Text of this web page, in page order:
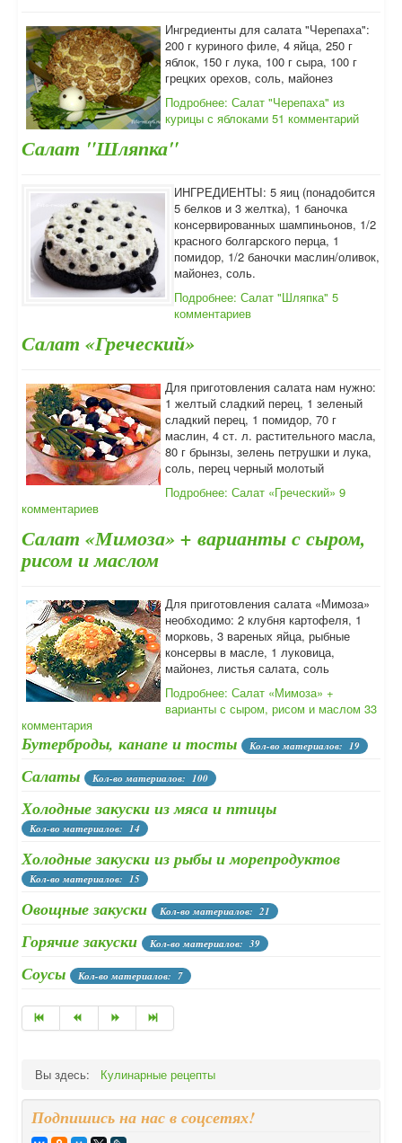
Ингредиенты для салата "Черепаха":
200 г куриного филе, 4 яйца, 250 г
яблок, 150 г лука, 100 г сыра, 100 г
грецких орехов, соль, майонез
Подробнее: Салат "Черепаха" из
курицы с яблоками 51 комментарий
Салат "Шляпка"
ИНГРЕДИЕНТЫ: 5 яиц (понадобится
5 белков и 3 желтка), 1 баночка
консервированных шампиньонов, 1/2
красного болгарского перца, 1
помидор, 1/2 баночки маслин/оливок,
майонез, соль.
Подробнее: Салат "Шляпка" 5
комментариев
Салат «Греческий»
Для приготовления салата нам нужно:
1 желтый сладкий перец, 1 зеленый
сладкий перец, 1 помидор, 70 г
маслин, 4 ст. л. растительного масла,
80 г брынзы, зелень петрушки и лука,
соль, перец черный молотый
Подробнее: Салат «Греческий» 9
комментариев
Салат «Мимоза» + варианты с сыром,
рисом и маслом
Для приготовления салата «Мимоза»
необходимо: 2 клубня картофеля, 1
морковь, 3 вареных яйца, рыбные
консервы в масле, 1 луковица,
майонез, листья салата, соль
Подробнее: Салат «Мимоза» +
варианты с сыром, рисом и маслом 33
комментария
Бутерброды, канапе и тосты Кол-во материалов: 19
Салаты Кол-во материалов: 100
Холодные закуски из мяса и птицы
Кол-во материалов: 14
Холодные закуски из рыбы и морепродуктов
Кол-во материалов: 15
Овощные закуски Кол-во материалов: 21
Горячие закуски Кол-во материалов: 39
Соусы Кол-во материалов: 7
Вы здесь: Кулинарные рецепты
Подпишись на нас в соцсетях!